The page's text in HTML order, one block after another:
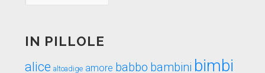
IN PILLOLE
alice altoadige amore babbo bambini bimbi